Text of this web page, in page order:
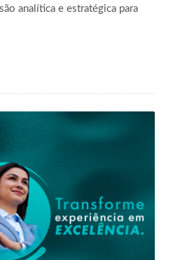
analítica e estratégica para